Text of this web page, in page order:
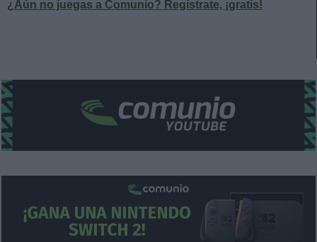
¿Aún no juegas a Comunio? Regístrate, ¡gratis!